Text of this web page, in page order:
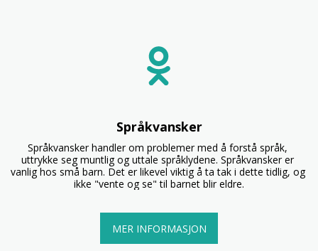
Språkvansker
Språkvansker handler om problemer med å forstå språk,
uttrykke seg muntlig og uttale språklydene. Språkvansker er
vanlig hos små barn. Det er likevel viktig å ta tak i dette tidlig, og
ikke "vente og se" til barnet blir eldre.
MER INFORMASJON